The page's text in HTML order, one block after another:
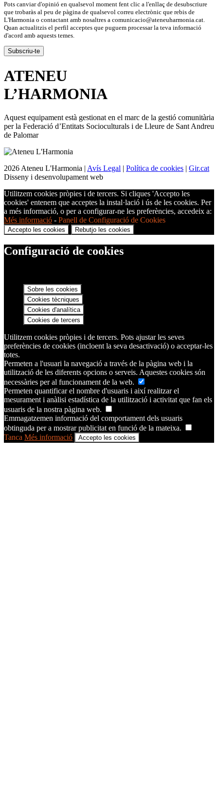
Pots canviar d'opinió en qualsevol moment fent clic a l'enllaç de desubscriure
que trobaràs al peu de pàgina de qualsevol correu electrònic que rebis de
L'Harmonia o contactant amb nosaltres a comunicacio@ateneuharmonia.cat.
Quan actualitzis el perfil acceptes que puguem processar la teva informació
d'acord amb aquests temes.
ATENEU
L’HARMONIA
Aquest equipament està gestionat en el marc de la gestió comunitària
per la Federació d’Entitats Socioculturals i de Lleure de Sant Andreu
de Palomar
2026 Ateneu L'Harmonia | Avís Legal | Política de cookies | Gir.cat
Disseny i desenvolupament web
Utilitzem cookies pròpies i de tercers. Si cliques 'Accepto les
cookies' entenem que acceptes la instal·lació i ús de les cookies. Per
a més informació, o per a configurar-ne les preferències, accedeix a:
Més informació - Panell de Configuració de Cookies
Accepto les cookies Rebutjo les cookies
Configuració de cookies
Sobre les cookies
Cookies tècniques
Cookies d'analítica
Cookies de tercers
Utilitzem cookies pròpies i de tercers. Pots ajustar les seves
preferències de cookies (incloent la seva desactivació) o acceptar-les
totes.
Permeten a l'usuari la navegació a través de la pàgina web i la
utilització de les diferents opcions o serveis. Aquestes cookies són
necessàries per al funcionament de la web.
Permeten quantificar el nombre d'usuaris i així realitzar el
mesurament i anàlisi estadística de la utilització i activitat que fan els
usuaris de la nostra pàgina web.
Emmagatzemen informació del comportament dels usuaris
obtinguda per a mostrar publicitat en funció de la mateixa.
Tanca Més informació Accepto les cookies